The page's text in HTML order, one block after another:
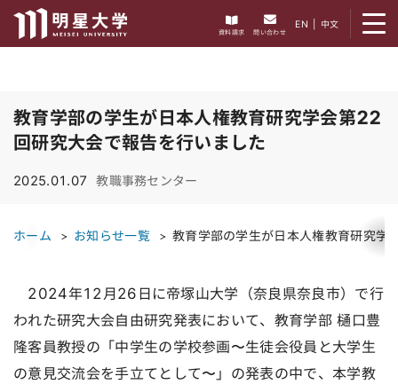
資料請求 問い合わせ
EN 中文
教育学部の学生が日本人権教育研究学会第22
回研究大会で報告を行いました
2025.01.07 教職事務センター
ホーム お知らせ一覧 教育学部の学生が日本人権教育研究学
2024年12月26日に帝塚山大学（奈良県奈良市）で行
われた研究大会自由研究発表において、教育学部 樋口豊
隆客員教授の「中学生の学校参画〜生徒会役員と大学生
の意見交流会を手立てとして〜」の発表の中で、本学教